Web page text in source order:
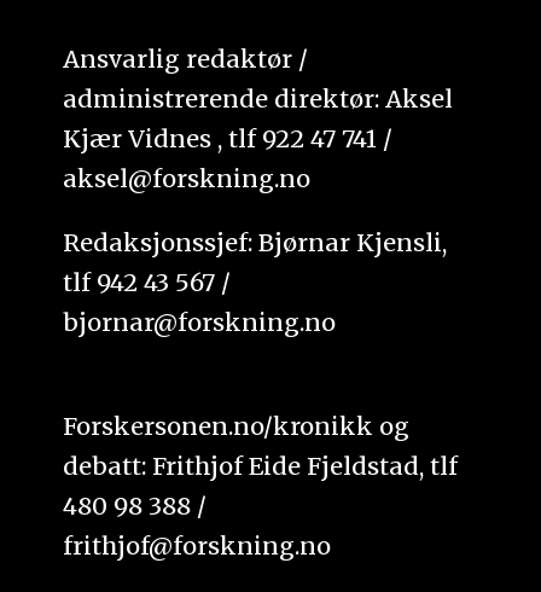
Ansvarlig redaktør /
administrerende direktør: Aksel
Kjær Vidnes , tlf 922 47 741 /
aksel@forskning.no
Redaksjonssjef: Bjørnar Kjensli,
tlf 942 43 567 /
bjornar@forskning.no
Forskersonen.no/kronikk og
debatt: Frithjof Eide Fjeldstad, tlf
480 98 388 /
frithjof@forskning.no